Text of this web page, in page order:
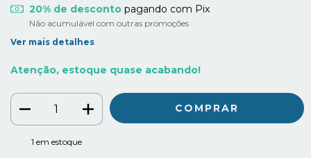
20% de descontopagando com Pix
Não acumulável com outras promoções
Ver mais detalhes
Atenção, estoque quase acabando!
1 em estoque